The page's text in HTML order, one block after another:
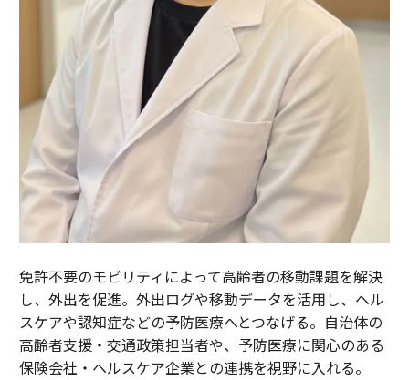
免許不要のモビリティによって高齢者の移動課題を解決
し、外出を促進。外出ログや移動データを活用し、ヘル
スケアや認知症などの予防医療へとつなげる。自治体の
高齢者支援・交通政策担当者や、予防医療に関心のある
保険会社・ヘルスケア企業との連携を視野に入れる。